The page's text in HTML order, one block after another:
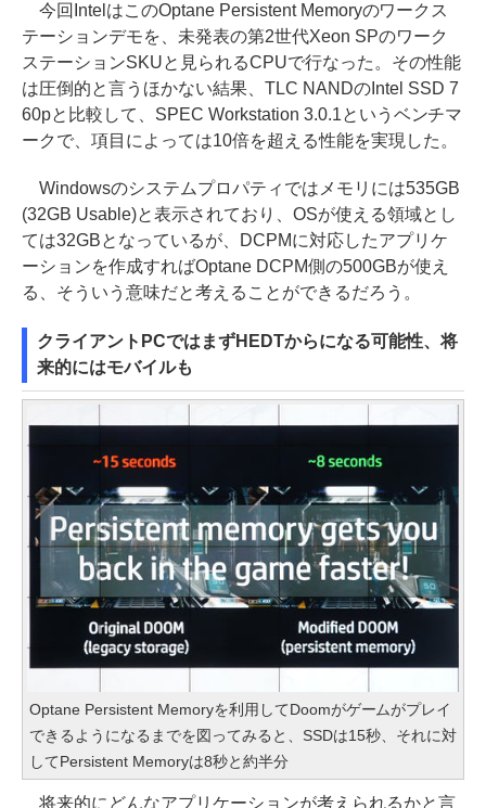
今回IntelはこのOptane Persistent Memoryのワークス
テーションデモを、未発表の第2世代Xeon SPのワーク
ステーションSKUと見られるCPUで行なった。その性能
は圧倒的と言うほかない結果、TLC NANDのIntel SSD 7
60pと比較して、SPEC Workstation 3.0.1というベンチマ
ークで、項目によっては10倍を超える性能を実現した。
Windowsのシステムプロパティではメモリには535GB
(32GB Usable)と表示されており、OSが使える領域とし
ては32GBとなっているが、DCPMに対応したアプリケ
ーションを作成すればOptane DCPM側の500GBが使え
る、そういう意味だと考えることができるだろう。
クライアントPCではまずHEDTからになる可能性、将
来的にはモバイルも
Optane Persistent Memoryを利用してDoomがゲームがプレイ
できるようになるまでを図ってみると、SSDは15秒、それに対
してPersistent Memoryは8秒と約半分
将来的にどんなアプリケーションが考えられるかと言